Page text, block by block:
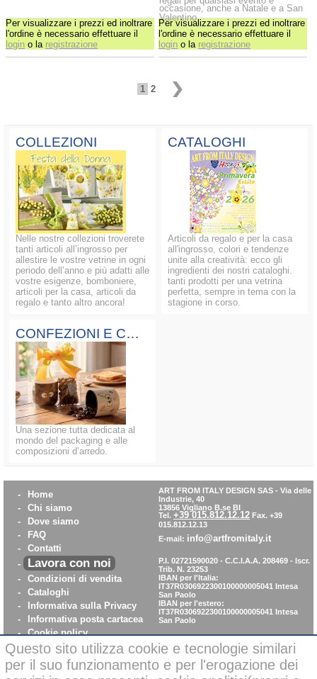
Per visualizzare i prezzi ed inoltrare
l'ordine è necessario effettuare il
login o la registrazione
occasione, anche a Natale e a San
Valentino
Per visualizzare i prezzi ed inoltrare
l'ordine è necessario effettuare il
login o la registrazione
1 2
COLLEZIONI
Nelle nostre collezioni troverete
tanti articoli all’ingrosso per
allestire le vostre vetrine in ogni
periodo dell’anno e più adatti alle
vostre esigenze, bomboniere,
articoli per la casa, articoli da
regalo e tanto altro ancora!
CATALOGHI
Articoli da regalo e per la casa
all'ingrosso, colori e tendenze
unite alla creatività: ecco gli
ingredienti dei nostri cataloghi.
tanti prodotti per una vetrina
perfetta, sempre in tema con la
stagione in corso.
CONFEZIONI E COMPOSIZIONI
Una sezione tutta dedicata al
mondo del packaging e alle
composizioni d’arredo.
-
Home
-
Chi siamo
-
Dove siamo
-
FAQ
-
Contatti
-
Lavora con noi
-
Condizioni di vendita
-
Cataloghi
-
Informativa sulla Privacy
-
Informativa posta cartacea
- Cookie policy
- WhistleBlowing
Parità di Genere
ART FROM ITALY DESIGN SAS - Via delle
Industrie, 40
13856 Vigliano B.se BI
Tel. +39 015.812.12.12 Fax. +39
015.812.12.13
E-mail: info@artfromitaly.it
P.I. 02721590020 - C.C.I.A.A. 208469 - Iscr.
Trib. N. 23253
IBAN per l'Italia:
IT37R0306922300100000005041 Intesa
San Paolo
IBAN per l'estero:
IT37R0306922300100000005041 Intesa
San Paolo
Questo sito utilizza cookie e tecnologie similari
per il suo funzionamento e per l'erogazione dei